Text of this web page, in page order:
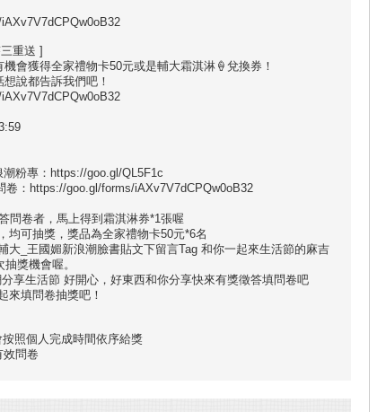
重送 ]
會獲得全家禮物卡50元或是輔大霜淇淋🍦兌換券！
說都告訴我們吧！
粉專：https://goo.gl/QL5F1c
卷：https://goo.gl/forms/iAXv7V7dCPQw0oB32
問卷者，馬上得到霜淇淋券*1張喔
均可抽獎，獎品為全家禮物卡50元*6名
大_王國媚新浪潮臉書貼文下留言Tag 和你一起來生活節的麻吉
獎機會喔。
享生活節 好開心，好東西和你分享快來有獎徵答填問卷吧
來填問卷抽獎吧！
照個人完成時間依序給獎
效問卷